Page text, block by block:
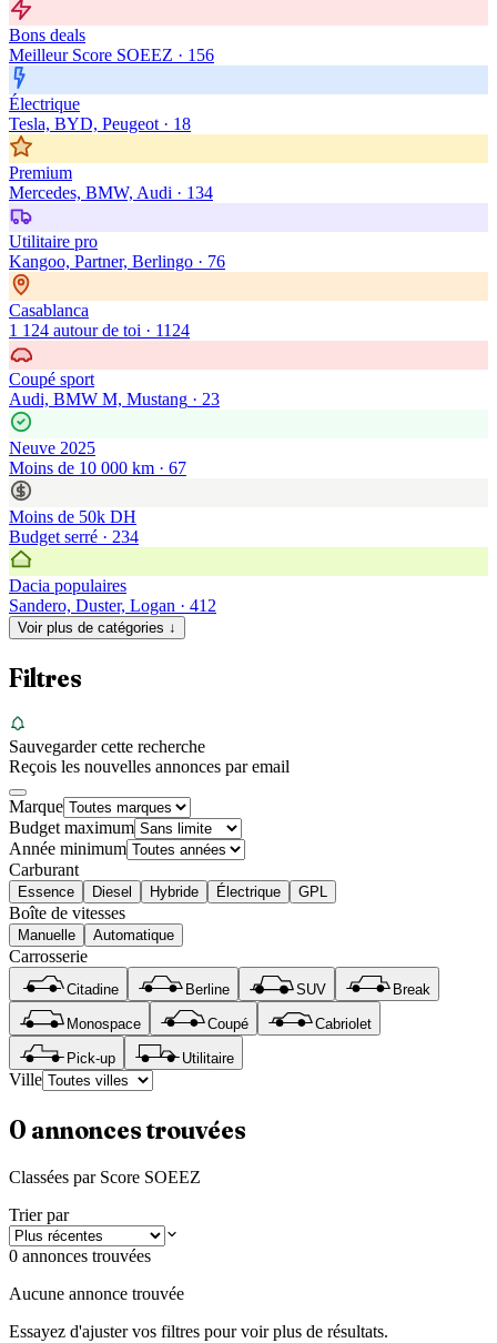
Bons deals
Meilleur Score SOEEZ · 156
Électrique
Tesla, BYD, Peugeot · 18
Premium
Mercedes, BMW, Audi · 134
Utilitaire pro
Kangoo, Partner, Berlingo · 76
Casablanca
1 124 autour de toi · 1124
Coupé sport
Audi, BMW M, Mustang · 23
Neuve 2025
Moins de 10 000 km · 67
Moins de 50k DH
Budget serré · 234
Dacia populaires
Sandero, Duster, Logan · 412
Voir plus de catégories ↓
Filtres
Sauvegarder cette recherche
Reçois les nouvelles annonces par email
Marque
Budget maximum
Année minimum
Carburant
Essence Diesel Hybride Électrique GPL
Boîte de vitesses
Manuelle Automatique
Carrosserie
Citadine Berline SUV Break
Monospace Coupé Cabriolet
Pick-up Utilitaire
Ville
0 annonces trouvées
Classées par Score SOEEZ
Trier par
0 annonces trouvées
Aucune annonce trouvée
Essayez d'ajuster vos filtres pour voir plus de résultats.